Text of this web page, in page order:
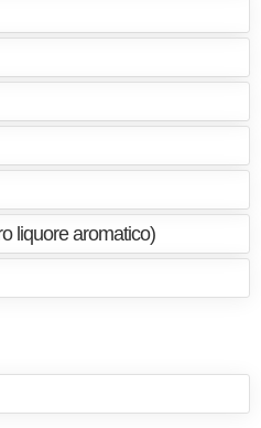
liquore aromatico)